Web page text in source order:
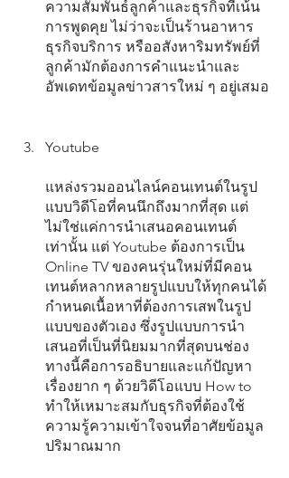
ความสัมพันธ์ลูกค้าและธุรกิจที่เน้น
การพูดคุย ไม่ว่าจะเป็นร้านอาหาร
ธุรกิจบริการ หรืออสังหาริมทรัพย์ที่
ลูกค้ามักต้องการคำแนะนำและ
อัพเดทข้อมูลข่าวสารใหม่ ๆ อยู่เสมอ
Youtube
แหล่งรวมออนไลน์คอนเทนต์ในรูป
แบบวิดีโอที่คนนึกถึงมากที่สุด แต่
ไม่ใช่แค่การนำเสนอคอนเทนต์
เท่านั้น แต่ Youtube ต้องการเป็น
Online TV ของคนรุ่นใหม่ที่มีคอน
เทนต์หลากหลายรูปแบบให้ทุกคนได้
กำหนดเนื้อหาที่ต้องการเสพในรูป
แบบของตัวเอง ซึ่งรูปแบบการนำ
เสนอที่เป็นที่นิยมมากที่สุดบนช่อง
ทางนี้คือการอธิบายและแก้ปัญหา
เรื่องยาก ๆ ด้วยวิดีโอแบบ How to
ทำให้เหมาะสมกับธุรกิจที่ต้องใช้
ความรู้ความเข้าใจจนที่อาศัยข้อมูล
ปริมาณมาก